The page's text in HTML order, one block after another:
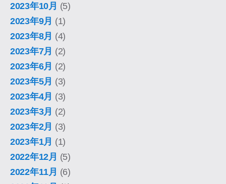
2023年10月 (5)
2023年9月 (1)
2023年8月 (4)
2023年7月 (2)
2023年6月 (2)
2023年5月 (3)
2023年4月 (3)
2023年3月 (2)
2023年2月 (3)
2023年1月 (1)
2022年12月 (5)
2022年11月 (6)